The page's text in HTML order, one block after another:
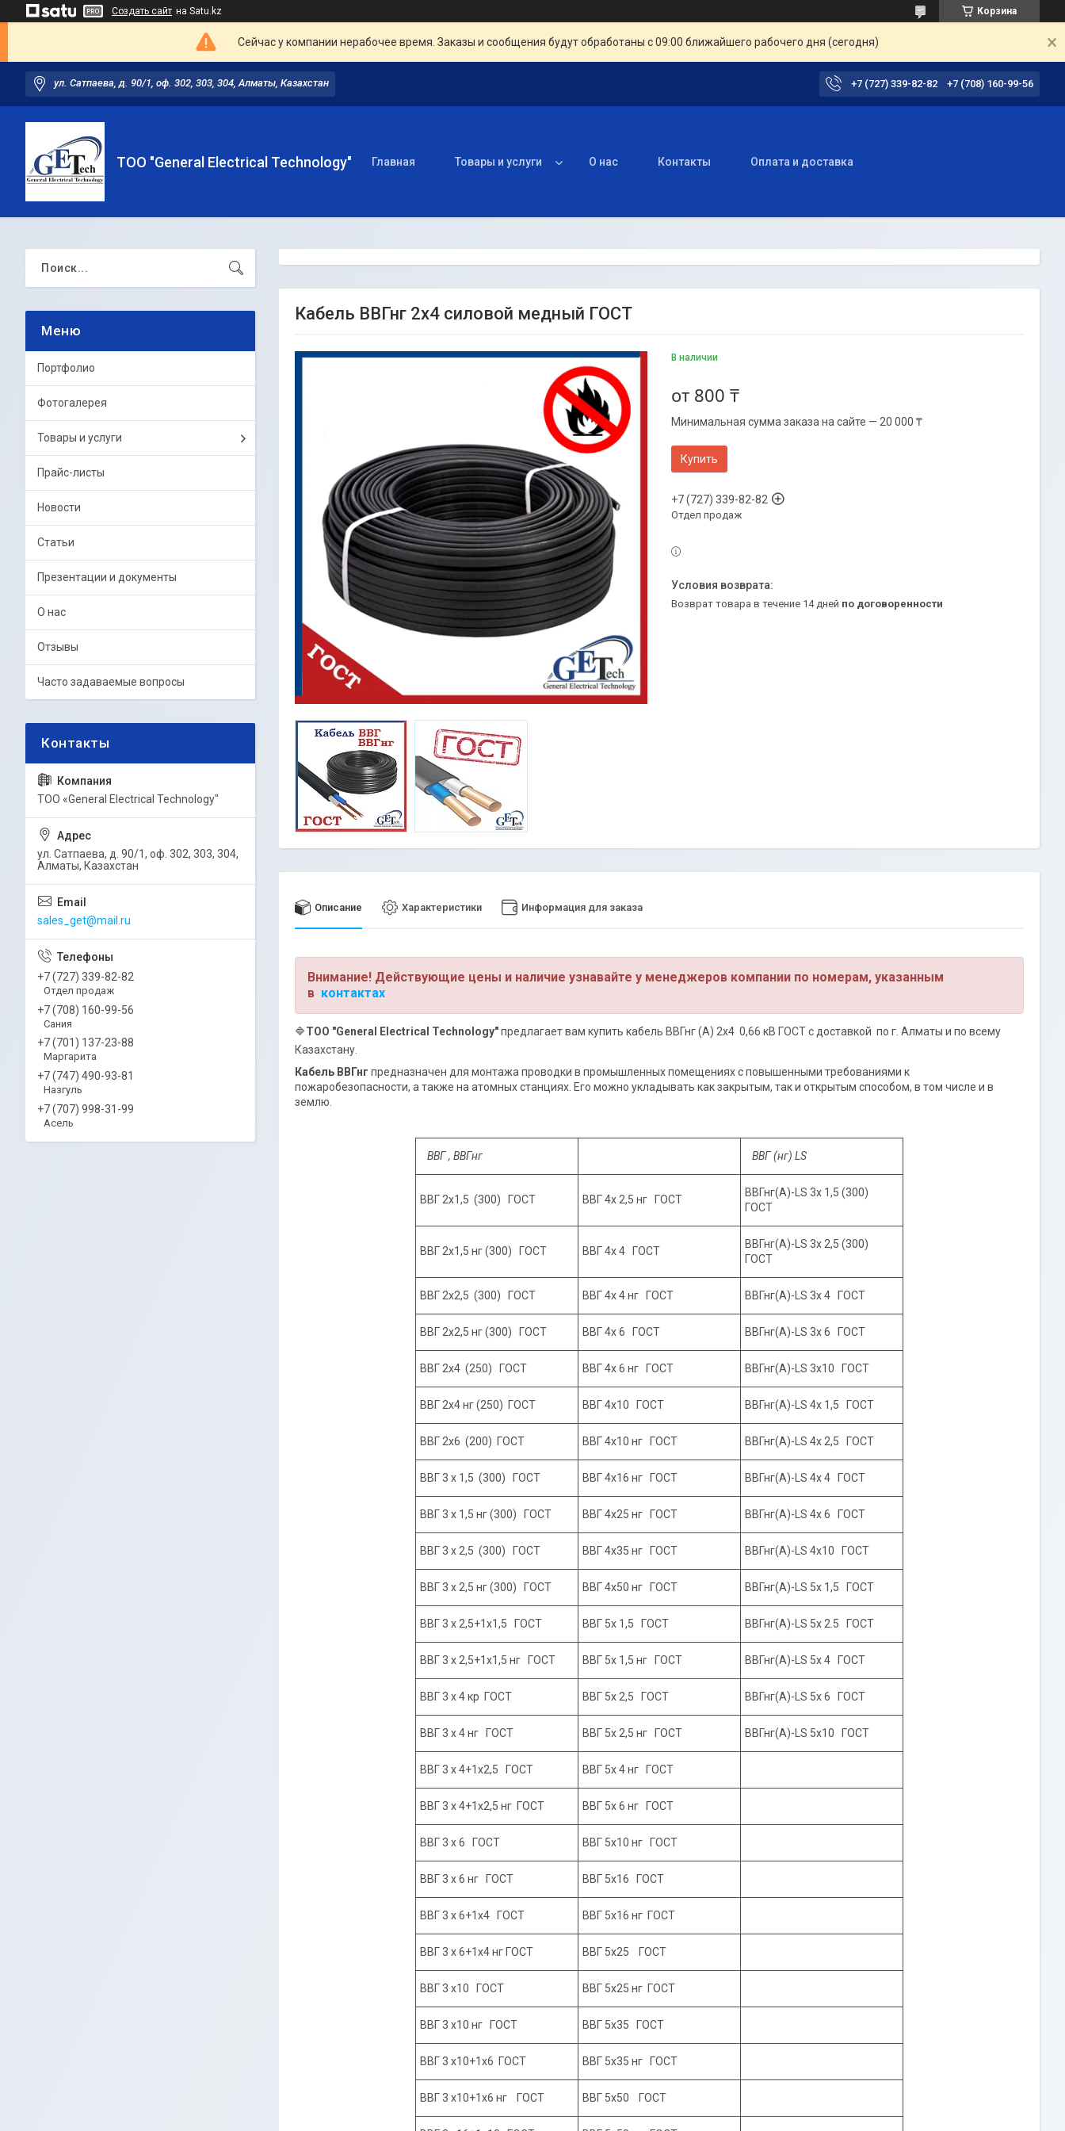
Создать сайт на Satu.kz Корзина
Сейчас у компании нерабочее время. Заказы и сообщения будут обработаны с 09:00 ближайшего рабочего дня (сегодня)
ул. Сатпаева, д. 90/1, оф. 302, 303, 304, Алматы, Казахстан +7 (727) 339-82-82 +7 (708) 160-99-56
ТОО "General Electrical Technology" Главная Товары и услуги О нас Контакты Оплата и доставка
Кабель ВВГнг 2х4 силовой медный ГОСТ
В наличии
от 800 ₸
Минимальная сумма заказа на сайте — 20 000 ₸
Купить
+7 (727) 339-82-82
Отдел продаж
возврат товара в течение 14 дней по договоренности
Описание Характеристики Информация для заказа
Внимание! Действующие цены и наличие узнавайте у менеджеров компании по номерам, указанным
в контактах
🔷ТОО "General Electrical Technology"предлагает вам купить кабель ВВГнг (А) 2х4 0,66 кВ ГОСТ с доставкой по г. Алматы и по всему
Казахстану.
Кабель ВВГнг предназначен для монтажа проводки в промышленных помещениях с повышенными требованиями к
пожаробезопасности, а также на атомных станциях. Его можно укладывать как закрытым, так и открытым способом, в том числе и в
землю.
ВВГ , ВВГнг ВВГ (нг) LS
ВВГ 2х1,5 (300) ГОСТ ВВГ 4х 2,5 нг ГОСТ
ВВГнг(А)-LS 3х 1,5 (300)
ГОСТ
ВВГ 2х1,5 нг (300) ГОСТ ВВГ 4х 4 ГОСТ
ВВГнг(А)-LS 3х 2,5 (300)
ГОСТ
ВВГ 2х2,5 (300) ГОСТ ВВГ 4х 4 нг ГОСТ ВВГнг(А)-LS 3х 4 ГОСТ
ВВГ 2х2,5 нг (300) ГОСТ ВВГ 4х 6 ГОСТ ВВГнг(А)-LS 3х 6 ГОСТ
ВВГ 2х4 (250) ГОСТ ВВГ 4х 6 нг ГОСТ ВВГнг(А)-LS 3х10 ГОСТ
ВВГ 2х4 нг (250) ГОСТ ВВГ 4х10 ГОСТ ВВГнг(А)-LS 4х 1,5 ГОСТ
ВВГ 2х6 (200) ГОСТ ВВГ 4х10 нг ГОСТ ВВГнг(А)-LS 4х 2,5 ГОСТ
ВВГ 3 х 1,5 (300) ГОСТ ВВГ 4х16 нг ГОСТ ВВГнг(А)-LS 4х 4 ГОСТ
ВВГ 3 х 1,5 нг (300) ГОСТ ВВГ 4х25 нг ГОСТ ВВГнг(А)-LS 4х 6 ГОСТ
ВВГ 3 х 2,5 (300) ГОСТ ВВГ 4х35 нг ГОСТ ВВГнг(А)-LS 4х10 ГОСТ
ВВГ 3 х 2,5 нг (300) ГОСТ ВВГ 4х50 нг ГОСТ ВВГнг(А)-LS 5х 1,5 ГОСТ
ВВГ 3 х 2,5+1х1,5 ГОСТ ВВГ 5х 1,5 ГОСТ ВВГнг(А)-LS 5х 2.5 ГОСТ
ВВГ 3 х 2,5+1х1,5 нг ГОСТ ВВГ 5х 1,5 нг ГОСТ ВВГнг(А)-LS 5х 4 ГОСТ
ВВГ 3 х 4 кр ГОСТ ВВГ 5х 2,5 ГОСТ ВВГнг(А)-LS 5х 6 ГОСТ
ВВГ 3 х 4 нг ГОСТ ВВГ 5х 2,5 нг ГОСТ ВВГнг(А)-LS 5х10 ГОСТ
ВВГ 3 х 4+1х2,5 ГОСТ ВВГ 5х 4 нг ГОСТ
ВВГ 3 х 4+1х2,5 нг ГОСТ ВВГ 5х 6 нг ГОСТ
ВВГ 3 х 6 ГОСТ ВВГ 5х10 нг ГОСТ
ВВГ 3 х 6 нг ГОСТ ВВГ 5х16 ГОСТ
ВВГ 3 х 6+1х4 ГОСТ ВВГ 5х16 нг ГОСТ
ВВГ 3 х 6+1х4 нг ГОСТ ВВГ 5х25 ГОСТ
ВВГ 3 х10 ГОСТ ВВГ 5х25 нг ГОСТ
ВВГ 3 х10 нг ГОСТ ВВГ 5х35 ГОСТ
ВВГ 3 х10+1х6 ГОСТ ВВГ 5х35 нг ГОСТ
ВВГ 3 х10+1х6 нг ГОСТ ВВГ 5х50 ГОСТ
Портфолио
Фотогалерея
Товары и услуги
Прайс-листы
Новости
Статьи
Презентации и документы
О нас
Отзывы
Часто задаваемые вопросы
ТОО «General Electrical Technology"
ул. Сатпаева, д. 90/1, оф. 302, 303, 304,
Алматы, Казахстан
sales_get@mail.ru
+7 (727) 339-82-82
Отдел продаж
+7 (708) 160-99-56
Сания
+7 (701) 137-23-88
Маргарита
+7 (747) 490-93-81
Назгуль
+7 (707) 998-31-99
Асель